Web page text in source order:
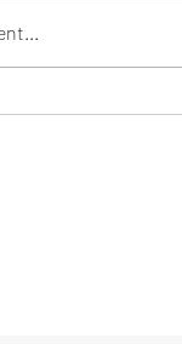
nueva pega